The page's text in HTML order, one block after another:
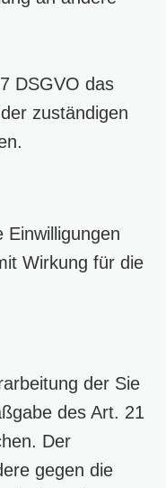
DSGVO das
zuständigen
Einwilligungen
Wirkung für die
der Sie
des Art. 21
Der
gegen die